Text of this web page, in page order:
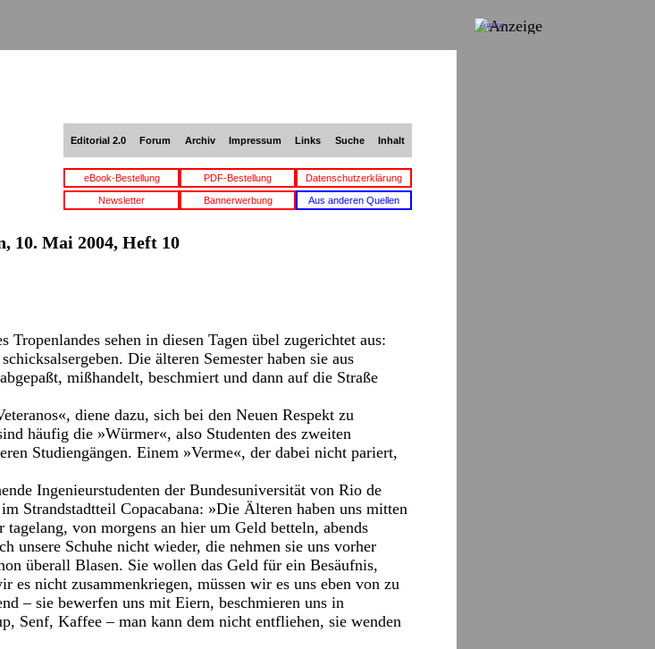
Editorial 2.0 Forum Archiv Impressum Links Suche Inhalt
eBook-Bestellung PDF-Bestellung Datenschutzerklärung
Newsletter Bannerwerbung Aus anderen Quellen
10. Mai 2004, Heft 10
Tropenlandes sehen in diesen Tagen übel zugerichtet aus:
Die älteren Semester haben sie aus
mißhandelt, beschmiert und dann auf die Straße
diene dazu, sich bei den Neuen Respekt zu
häufig die »Würmer«, also Studenten des zweiten
Studiengängen. Einem »Verme«, der dabei nicht pariert,
Ingenieurstudenten der Bundesuniversität von Rio de
Strandstadtteil Copacabana: »Die Älteren haben uns mitten
von morgens an hier um Geld betteln, abends
unsere Schuhe nicht wieder, die nehmen sie uns vorher
überall Blasen. Sie wollen das Geld für ein Besäufnis,
nicht zusammenkriegen, müssen wir es uns eben von zu
– sie bewerfen uns mit Eiern, beschmieren uns in
Senf, Kaffee – man kann dem nicht entfliehen, sie wenden
Anzeige